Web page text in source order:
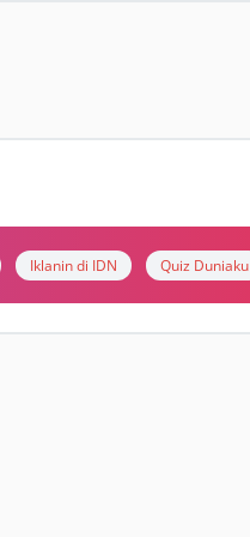
Iklanin di IDN Quiz Duniaku